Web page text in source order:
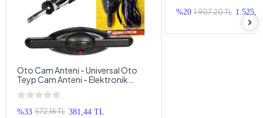
Oto Cam Anteni - Universal Oto
Teyp Cam Anteni - Elektronik
Anten Kablosu
%33 572,16 TL 381,44 TL
%20 1.907,20 TL